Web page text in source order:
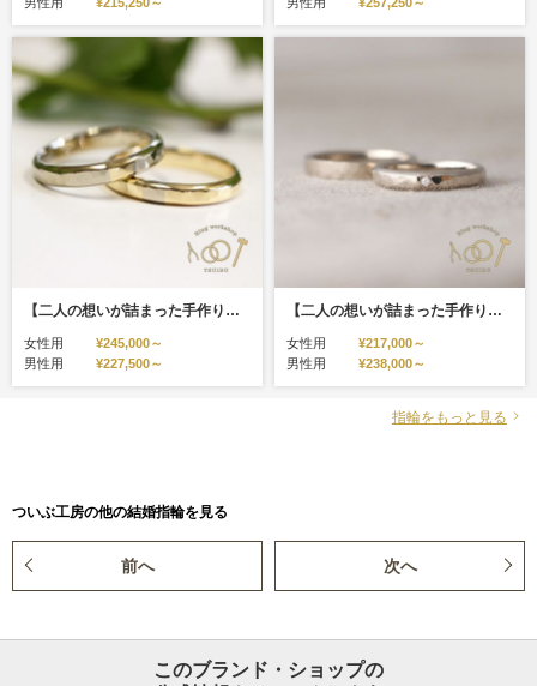
【二人の想いが詰まった手作り結婚指輪】K18イエローゴールド/K18ホワイトゴールド・甲丸槌目型・コンビリング・鏡面仕上げ
女性用
¥245,000～
男性用
¥227,500～
【二人の想いが詰まった手作り結婚指輪】K18ホワイトゴールド・槌目型/甲丸鎚目型・鏡面仕上げ/マット仕上げ
女性用
¥217,000～
男性用
¥238,000～
指輪をもっと見る
ついぶ工房の他の結婚指輪を見る
前へ 次へ
このブランド・ショップの